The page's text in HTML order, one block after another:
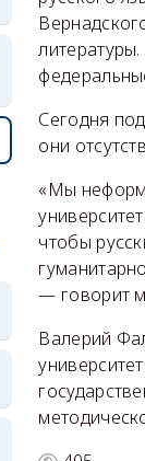
Сегодня
они
«Мы
чтобы
— говорит
Валерий